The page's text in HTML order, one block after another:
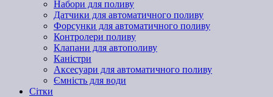
Набори для поливу
Датчики для автоматичного поливу
Форсунки для автоматичного поливу
Контролери поливу
Клапани для автополиву
Каністри
Аксесуари для автоматичного поливу
Ємність для води
Сітки